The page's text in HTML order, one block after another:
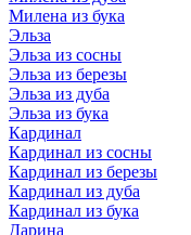
Милена из бука
Эльза
Эльза из сосны
Эльза из березы
Эльза из дуба
Эльза из бука
Кардинал
Кардинал из сосны
Кардинал из березы
Кардинал из дуба
Кардинал из бука
Дарина